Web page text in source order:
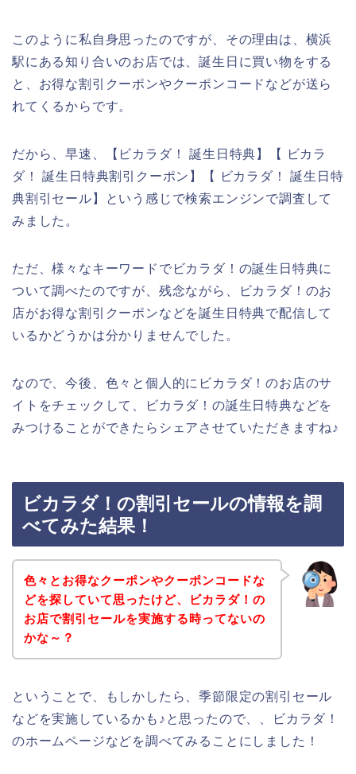
このように私自身思ったのですが、その理由は、横浜
駅にある知り合いのお店では、誕生日に買い物をする
と、お得な割引クーポンやクーポンコードなどが送ら
れてくるからです。
だから、早速、【ビカラダ！ 誕生日特典】【 ビカラ
ダ！ 誕生日特典割引クーポン】【 ビカラダ！ 誕生日特
典割引セール】という感じで検索エンジンで調査して
みました。
ただ、様々なキーワードでビカラダ！の誕生日特典に
ついて調べたのですが、残念ながら、ビカラダ！のお
店がお得な割引クーポンなどを誕生日特典で配信して
いるかどうかは分かりませんでした。
なので、今後、色々と個人的にビカラダ！のお店のサ
イトをチェックして、ビカラダ！の誕生日特典などを
みつけることができたらシェアさせていただきますね♪
ビカラダ！の割引セールの情報を調
べてみた結果！
色々とお得なクーポンやクーポンコードな
どを探していて思ったけど、ビカラダ！の
お店で割引セールを実施する時ってないの
かな～？
ということで、もしかしたら、季節限定の割引セール
などを実施しているかも♪と思ったので、、ビカラダ！
のホームページなどを調べてみることにしました！